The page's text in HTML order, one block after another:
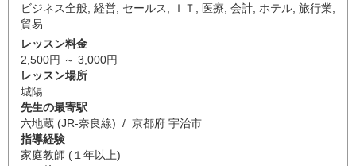
ビジネス全般 経営 セールス ＩＴ 医療 会計 ホテル 旅行業
貿易
レッスン料金
2,500円 ～ 3,000円
レッスン場所
城陽
先生の最寄駅
六地蔵 (JR-奈良線) / 京都府 宇治市
指導経験
家庭教師 (１年以上)